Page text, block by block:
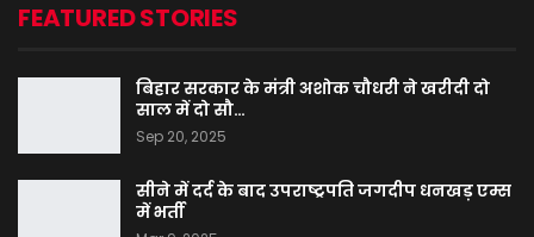
FEATURED STORIES
बिहार सरकार के मंत्री अशोक चौधरी ने खरीदी दो
साल में दो सौ…
Sep 20, 2025
सीने में दर्द के बाद उपराष्ट्रपति जगदीप धनखड़ एम्स
में भर्ती